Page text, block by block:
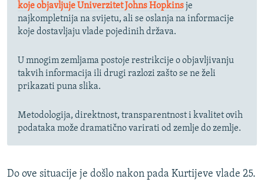
koje objavljuje Univerzitet Johns Hopkinsje
najkompletnija na svijetu, ali se oslanja na informacije
koje dostavljaju vlade pojedinih država.
U mnogim zemljama postoje restrikcije o objavljivanju
takvih informacija ili drugi razlozi zašto se ne želi
prikazati puna slika.
Metodologija, direktnost, transparentnost i kvalitet ovih
podataka može dramatično varirati od zemlje do zemlje.
Do ove situacije je došlo nakon pada Kurtijeve vlade 25.